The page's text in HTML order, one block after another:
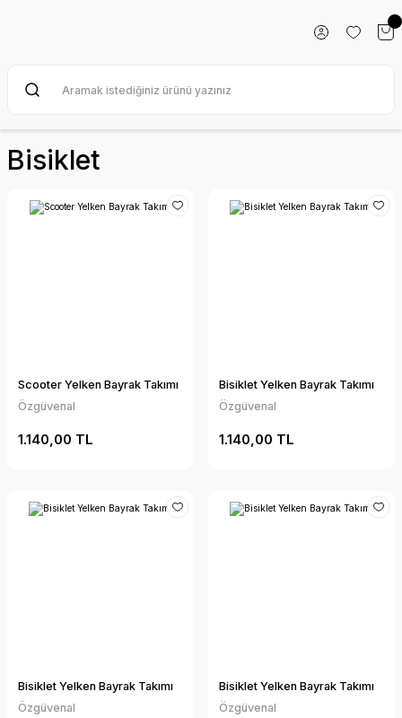
Bisiklet
Scooter Yelken Bayrak Takımı
Özgüvenal
1.140,00 TL
Bisiklet Yelken Bayrak Takımı
Özgüvenal
1.140,00 TL
Bisiklet Yelken Bayrak Takımı
Özgüvenal
Bisiklet Yelken Bayrak Takımı
Özgüvenal